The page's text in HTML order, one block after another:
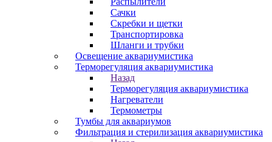
Сачки
Скребки и щетки
Транспортировка
Шланги и трубки
Освещение аквариумистика
Терморегуляция аквариумистика
Назад
Терморегуляция аквариумистика
Нагреватели
Термометры
Тумбы для аквариумов
Фильтрация и стерилизация аквариумистика